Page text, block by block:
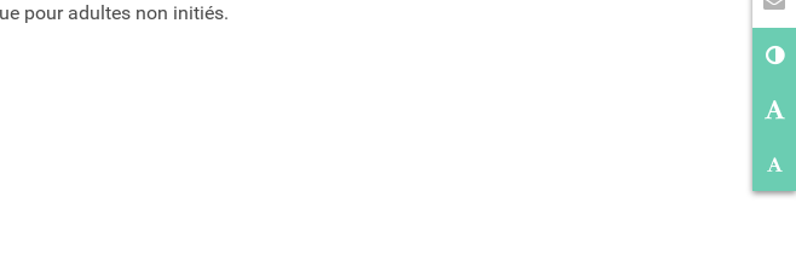
pour adultes non initiés.